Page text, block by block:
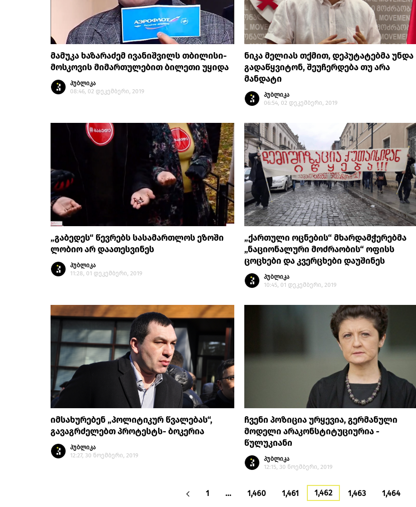
მამუკა ხაზარაძემ ივანიშვილს თბილისი-
მოსკოვის მიმართულებით ბილეთი უყიდა
პუბლიკა
08:46, 02 დეკემბერი, 2019
ნიკა მელიას თქმით, დეპუტატებმა უნდა
გადაწყვიტონ, შეუჩერდება თუ არა
მანდატი
პუბლიკა
06:54, 02 დეკემბერი, 2019
„გაბედეს“ წევრებს სასამართლოს ეზოში
ლობიო არ დაათესვინეს
პუბლიკა
11:28, 01 დეკემბერი, 2019
„ქართული ოცნების“ მხარდამჭერებმა
„ნაციონალური მოძრაობის“ ოფისს
ცოცხები და კვერცხები დაუშინეს
პუბლიკა
10:45, 01 დეკემბერი, 2019
იმსახურებენ „პოლიტიკურ წვალებას“,
გავაგრძელებთ პროტესტს- ბოკერია
პუბლიკა
12:27, 30 ნოემბერი, 2019
ჩვენი პოზიცია ურყევია, გერმანული
მოდელი არაკონსტიტუციურია -
წულუკიანი
პუბლიკა
12:15, 30 ნოემბერი, 2019
1 … 1,460 1,461 1,462 1,463 1,464